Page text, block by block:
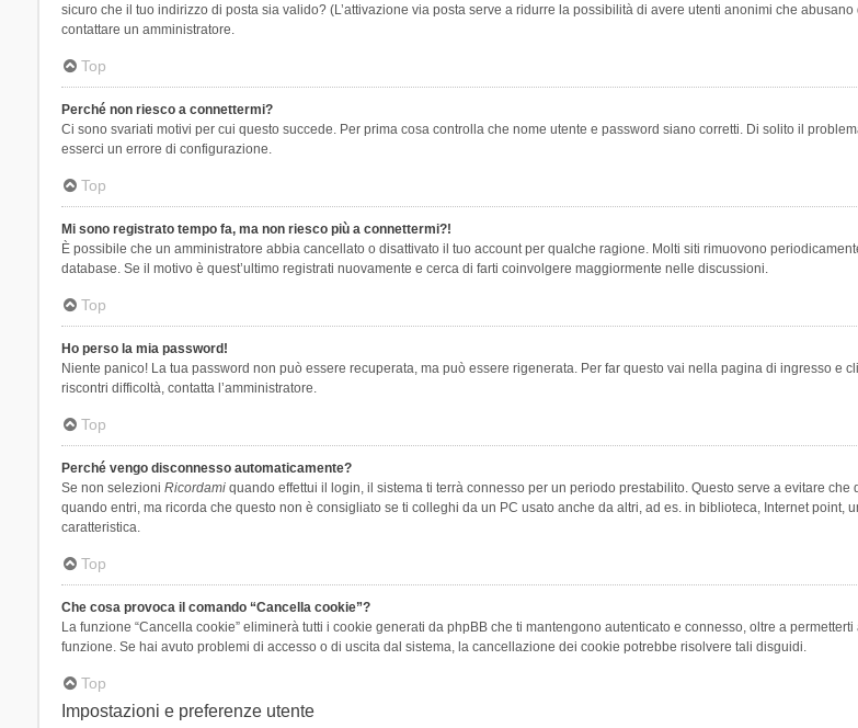
sicuro che il tuo indirizzo di posta sia valido? (L’attivazione via posta serve a ridurre la possibilità di avere utenti anonimi che
contattare un amministratore.
Top
Perché non riesco a connettermi?
Ci sono svariati motivi per cui questo succede. Per prima cosa controlla che nome utente e password siano corretti. Di solito il
esserci un errore di configurazione.
Top
Mi sono registrato tempo fa, ma non riesco più a connettermi?!
È possibile che un amministratore abbia cancellato o disattivato il tuo account per qualche ragione. Molti siti rimuovono
database. Se il motivo è quest’ultimo registrati nuovamente e cerca di farti coinvolgere maggiormente nelle discussioni.
Top
Ho perso la mia password!
Niente panico! La tua password non può essere recuperata, ma può essere rigenerata. Per far questo vai nella pagina di ingresso e
riscontri difficoltà, contatta l’amministratore.
Top
Perché vengo disconnesso automaticamente?
Se non selezioni Ricordamiquando effettui il login, il sistema ti terrà connesso per un periodo prestabilito. Questo serve a evitare
quando entri, ma ricorda che questo non è consigliato se ti colleghi da un PC usato anche da altri, ad es. in biblioteca, Internet
caratteristica.
Top
Che cosa provoca il comando “Cancella cookie”?
La funzione “Cancella cookie” eliminerà tutti i cookie generati da phpBB che ti mantengono autenticato e connesso, oltre a
funzione. Se hai avuto problemi di accesso o di uscita dal sistema, la cancellazione dei cookie potrebbe risolvere tali disguidi.
Top
Impostazioni e preferenze utente